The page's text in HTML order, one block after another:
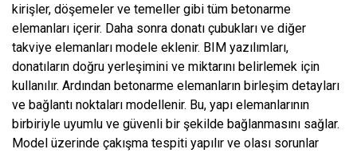
kirişler, döşemeler ve temeller gibi tüm betonarme
elemanları içerir. Daha sonra donatı çubukları ve diğer
takviye elemanları modele eklenir. BIM yazılımları,
donatıların doğru yerleşimini ve miktarını belirlemek için
kullanılır. Ardından betonarme elemanların birleşim detayları
ve bağlantı noktaları modellenir. Bu, yapı elemanlarının
birbiriyle uyumlu ve güvenli bir şekilde bağlanmasını sağlar.
Model üzerinde çakışma tespiti yapılır ve olası sorunlar